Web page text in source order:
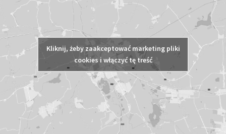
Kliknij, żeby zaakceptować marketing pliki
cookies i włączyć tę treść